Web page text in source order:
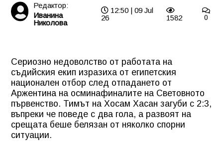
Редактор:
Иванина
Николова
12:50 | 09 Jul
26
1582 0
Сериозно недоволство от работата на
съдийския екип изразиха от египетския
национален отбор след отпадането от
Аржентина на осминафиналите на Световното
първенство. Тимът на Хосам Хасан загуби с 2:3,
въпреки че поведе с два гола, а развоят на
срещата беше белязан от няколко спорни
ситуации.